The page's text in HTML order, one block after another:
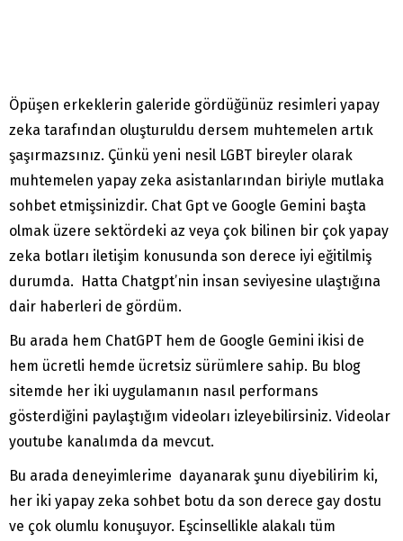
Öpüşen erkeklerin galeride gördüğünüz resimleri yapay
zeka tarafından oluşturuldu dersem muhtemelen artık
şaşırmazsınız. Çünkü yeni nesil LGBT bireyler olarak
muhtemelen yapay zeka asistanlarından biriyle mutlaka
sohbet etmişsinizdir. Chat Gpt ve Google Gemini başta
olmak üzere sektördeki az veya çok bilinen bir çok yapay
zeka botları iletişim konusunda son derece iyi eğitilmiş
durumda. Hatta Chatgpt’nin insan seviyesine ulaştığına
dair haberleri de gördüm.
Bu arada hem ChatGPT hem de Google Gemini ikisi de
hem ücretli hemde ücretsiz sürümlere sahip. Bu blog
sitemde her iki uygulamanın nasıl performans
gösterdiğini paylaştığım videoları izleyebilirsiniz. Videolar
youtube kanalımda da mevcut.
Bu arada deneyimlerime dayanarak şunu diyebilirim ki,
her iki yapay zeka sohbet botu da son derece gay dostu
ve çok olumlu konuşuyor. Eşcinsellikle alakalı tüm